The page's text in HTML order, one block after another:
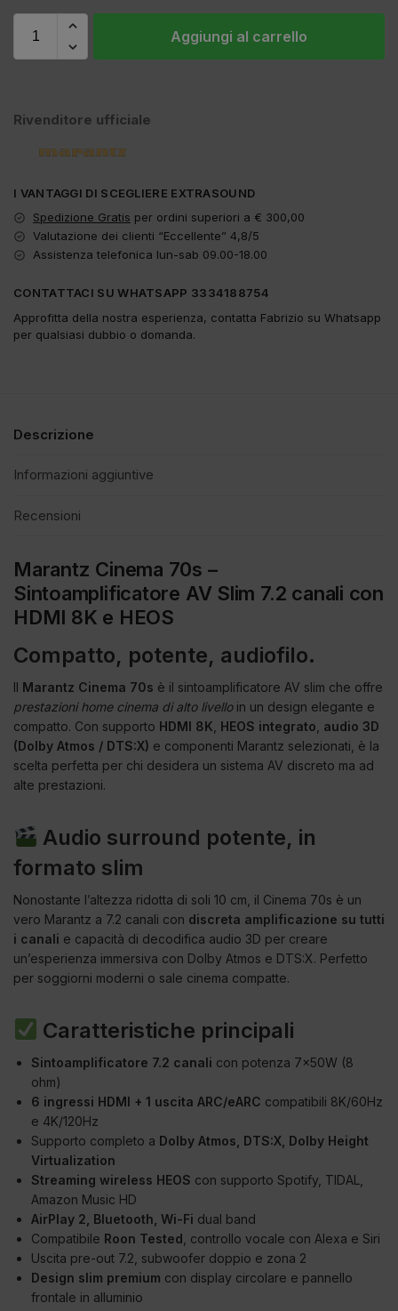
Aggiungi al carrello
Rivenditore ufficiale
I VANTAGGI DI SCEGLIERE EXTRASOUND
Spedizione Gratis per ordini superiori a € 300,00
Valutazione dei clienti “Eccellente” 4,8/5
Assistenza telefonica lun-sab 09.00-18.00
CONTATTACI SU WHATSAPP 3334188754
Approfitta della nostra esperienza, contatta Fabrizio su Whatsapp
per qualsiasi dubbio o domanda.
Descrizione
Informazioni aggiuntive
Recensioni
Marantz Cinema 70s –
Sintoamplificatore AV Slim 7.2 canali con
HDMI 8K e HEOS
Compatto, potente, audiofilo.
Il Marantz Cinema 70s è il sintoamplificatore AV slim che offre
prestazioni home cinema di alto livelloin un design elegante e
compatto. Con supporto HDMI 8K HEOS integrato audio 3D
(Dolby Atmos / DTS:X) e componenti Marantz selezionati, è la
scelta perfetta per chi desidera un sistema AV discreto ma ad
alte prestazioni.
Audio surround potente, in
formato slim
Nonostante l’altezza ridotta di soli 10 cm, il Cinema 70s è un
vero Marantz a 7.2 canali con discreta amplificazione su tutti
i canali e capacità di decodifica audio 3D per creare
un’esperienza immersiva con Dolby Atmos e DTS:X. Perfetto
per soggiorni moderni o sale cinema compatte.
Caratteristiche principali
Sintoamplificatore 7.2 canali con potenza 7x50W (8
ohm)
6 ingressi HDMI + 1 uscita ARC/eARC compatibili 8K/60Hz
e 4K/120Hz
Supporto completo a Dolby Atmos, DTS:X, Dolby Height
Virtualization
Streaming wireless HEOS con supporto Spotify, TIDAL,
Amazon Music HD
AirPlay 2, Bluetooth, Wi-Fi dual band
Compatibile Roon Tested , controllo vocale con Alexa e Siri
Uscita pre-out 7.2, subwoofer doppio e zona 2
Design slim premium con display circolare e pannello
frontale in alluminio